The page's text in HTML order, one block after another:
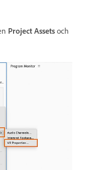
Project Assets och